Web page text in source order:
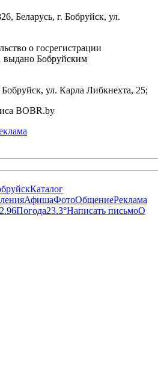
Беларусь, г. Бобруйск, ул.
о госрегистрации
выдано Бобруйским
Бобруйск, ул. Карла Либкнехта, 25;
BOBR.by
Каталог
АфишаФотоОбщениеРеклама
Погода23.3°Написать письмоО